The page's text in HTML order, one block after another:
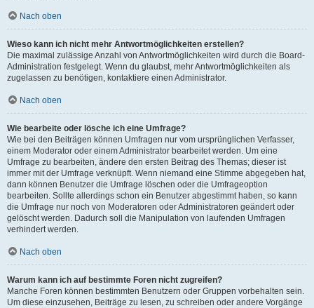
Nach oben
Wieso kann ich nicht mehr Antwortmöglichkeiten erstellen?
Die maximal zulässige Anzahl von Antwortmöglichkeiten wird durch die Board-
Administration festgelegt. Wenn du glaubst, mehr Antwortmöglichkeiten als
zugelassen zu benötigen, kontaktiere einen Administrator.
Nach oben
Wie bearbeite oder lösche ich eine Umfrage?
Wie bei den Beiträgen können Umfragen nur vom ursprünglichen Verfasser,
einem Moderator oder einem Administrator bearbeitet werden. Um eine
Umfrage zu bearbeiten, ändere den ersten Beitrag des Themas; dieser ist
immer mit der Umfrage verknüpft. Wenn niemand eine Stimme abgegeben hat,
dann können Benutzer die Umfrage löschen oder die Umfrageoption
bearbeiten. Sollte allerdings schon ein Benutzer abgestimmt haben, so kann
die Umfrage nur noch von Moderatoren oder Administratoren geändert oder
gelöscht werden. Dadurch soll die Manipulation von laufenden Umfragen
verhindert werden.
Nach oben
Warum kann ich auf bestimmte Foren nicht zugreifen?
Manche Foren können bestimmten Benutzern oder Gruppen vorbehalten sein.
Um diese einzusehen, Beiträge zu lesen, zu schreiben oder andere Vorgänge